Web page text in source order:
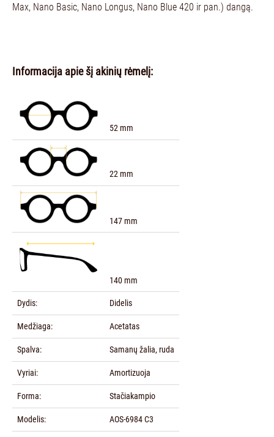
Max, Nano Basic, Nano Longus, Nano Blue 420 ir pan.) dangą.
Informacija apie šį akinių rėmelį:
52 mm
22 mm
147 mm
140 mm
Dydis: Didelis
Medžiaga: Acetatas
Spalva: Samanų žalia, ruda
Vyriai: Amortizuoja
Forma: Stačiakampio
Modelis: AOS-6984 C3